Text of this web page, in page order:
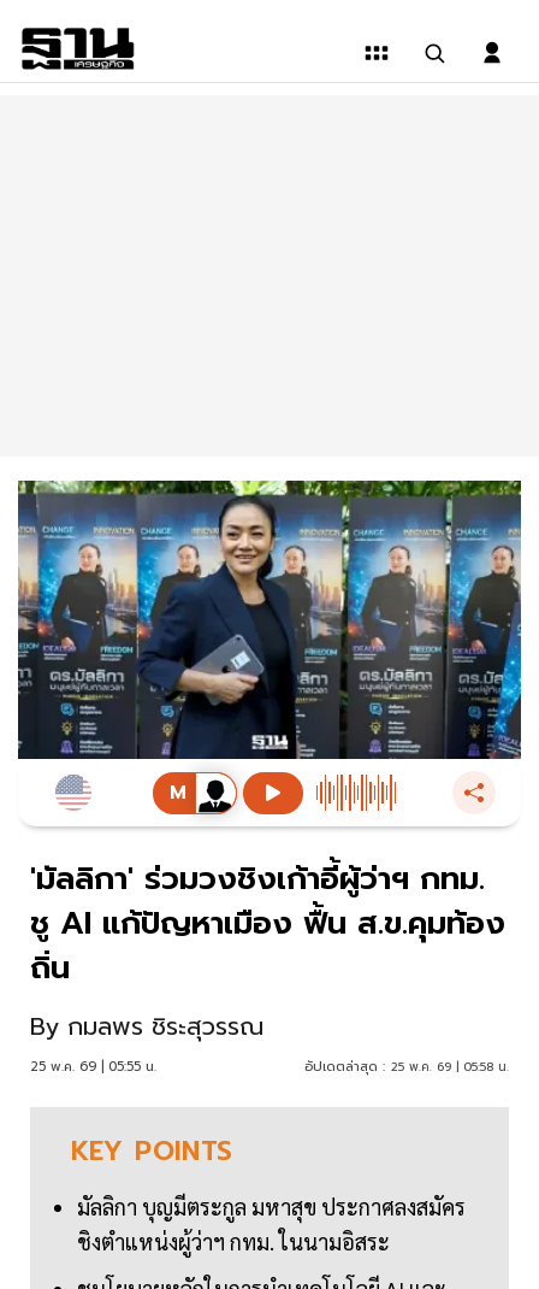
'มัลลิกา' ร่วมวงชิงเก้าอี้ผู้ว่าฯ กทม.
ชู AI แก้ปัญหาเมือง ฟื้น ส.ข.คุมท้อง
ถิ่น
By กมลพร ชิระสุวรรณ
25 พ.ค. 69 | 05:55 น. อัปเดตล่าสุด : 25 พ.ค. 69 | 05:58 น.
KEY POINTS
มัลลิกา บุญมีตระกูล มหาสุข ประกาศลงสมัคร
ชิงตำแหน่งผู้ว่าฯ กทม. ในนามอิสระ